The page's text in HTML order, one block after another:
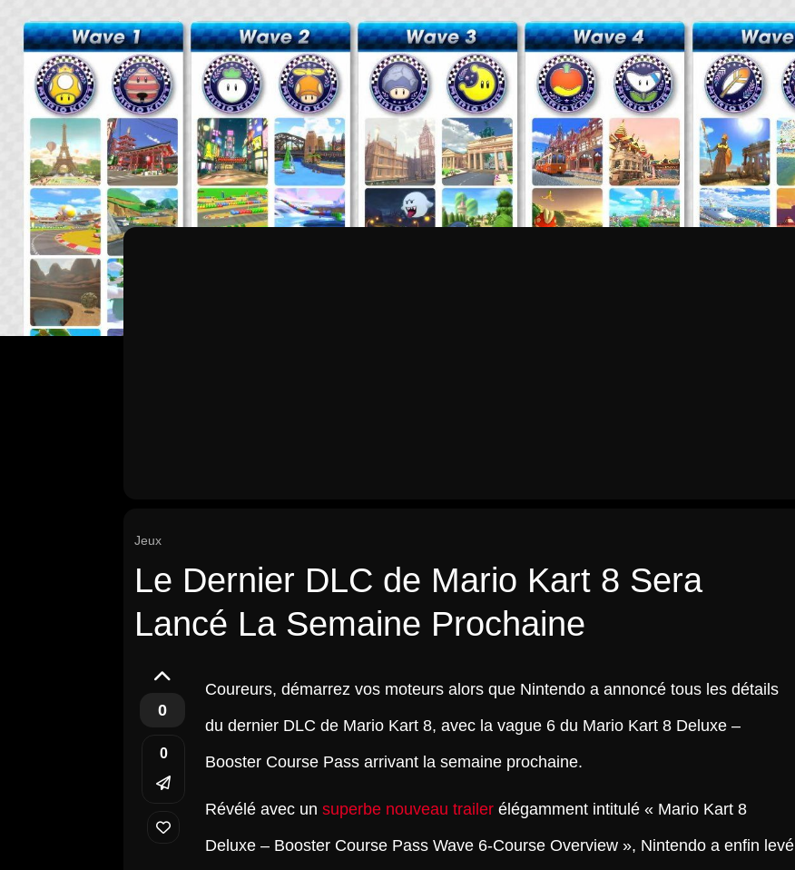
Jeux
Le Dernier DLC de Mario Kart 8 Sera
Lancé La Semaine Prochaine
0
0
Coureurs, démarrez vos moteurs alors que Nintendo a annoncé tous les détails
du dernier DLC de Mario Kart 8, avec la vague 6 du Mario Kart 8 Deluxe –
Booster Course Pass arrivant la semaine prochaine.
Révélé avec unsuperbe nouveau trailer élégamment intitulé « Mario Kart 8
Deluxe – Booster Course Pass Wave 6-Course Overview », Nintendo a enfin levé